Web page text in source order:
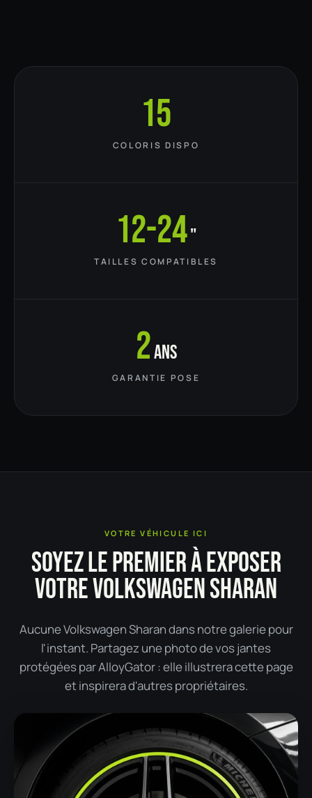
15
COLORIS DISPO
12-24"
TAILLES COMPATIBLES
2ans
GARANTIE POSE
VOTRE VÉHICULE ICI
SOYEZ LE PREMIER À EXPOSER
VOTRE VOLKSWAGEN SHARAN
Aucune Volkswagen Sharan dans notre galerie pour
l'instant. Partagez une photo de vos jantes
protégées par AlloyGator : elle illustrera cette page
et inspirera d'autres propriétaires.